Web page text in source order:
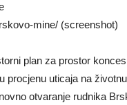
mine/ (screenshot)
plan za prostor
procjenu uticaja na
otvaranje rudnika